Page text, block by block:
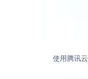
使用腾讯